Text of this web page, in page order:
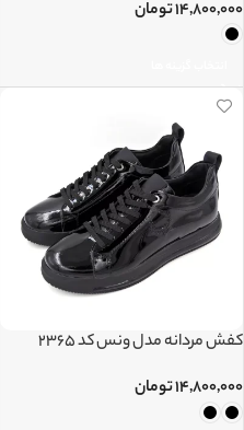
۱۴,۸۰۰,۰۰۰تومان
کفش مردانه مدل ونس کد 2365
۱۴,۸۰۰,۰۰۰تومان